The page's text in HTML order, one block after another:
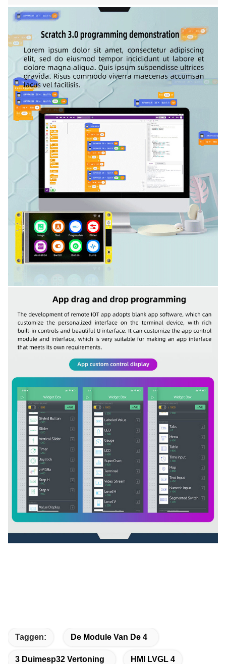
Taggen: De Module Van De 4
3 Duimesp32 Vertoning HMI LVGL 4